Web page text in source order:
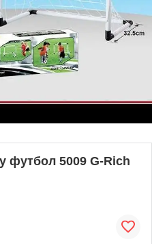
футбол 5009 G-Rich